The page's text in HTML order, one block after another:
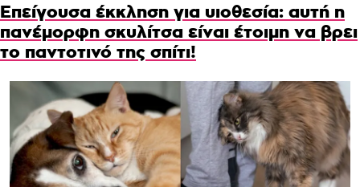
Επείγουσα έκκληση για υιοθεσία: αυτή η
πανέμορφη σκυλίτσα είναι έτοιμη να βρει
το παντοτινό της σπίτι!